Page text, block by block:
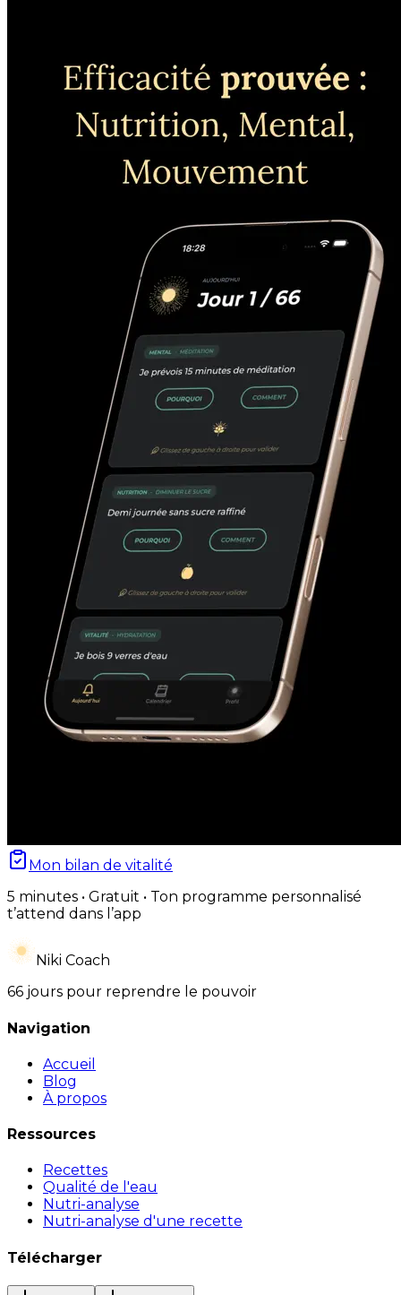
Mon bilan de vitalité
5 minutes • Gratuit • Ton programme personnalisé
t’attend dans l’app
Niki Coach
66 jours pour reprendre le pouvoir
Navigation
Accueil
Blog
À propos
Ressources
Recettes
Qualité de l'eau
Nutri-analyse
Nutri-analyse d'une recette
Télécharger